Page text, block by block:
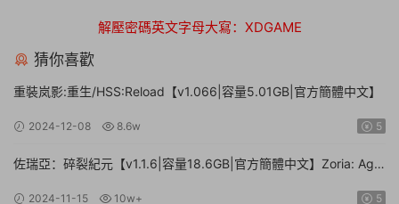
解壓密碼英文字母大寫：XDGAME
猜你喜歡
重裝岚影:重生/HSS:Reload【v1.066|容量5.01GB|官方簡體中文】
2024-12-08 8.6w 5
佐瑞亞：碎裂紀元【v1.1.6|容量18.6GB|官方簡體中文】Zoria: Age
2024-11-15 10w+ 5